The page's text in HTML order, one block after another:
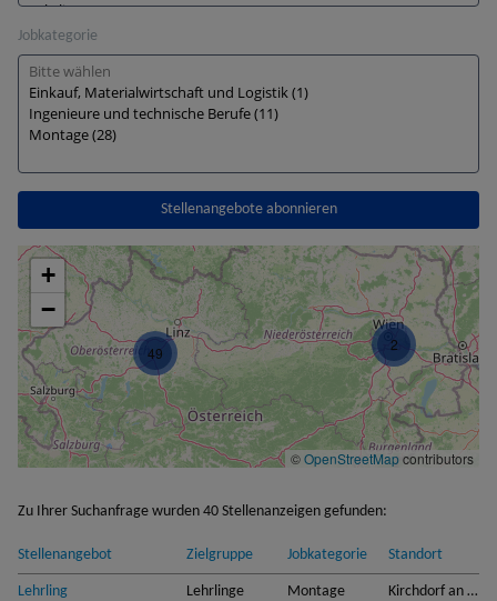
Jobkategorie
Stellenangebote abonnieren
2
49
+
−
©OpenStreetMapcontributors
Zu Ihrer Suchanfrage wurden 40 Stellenanzeigen gefunden:
Stellenangebot Zielgruppe Jobkategorie Standort
Lehrling
Lehrlinge Montage Kirchdorf an der Krems